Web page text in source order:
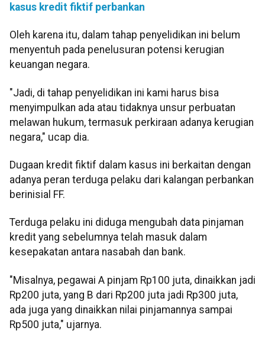
kasus kredit fiktif perbankan
Oleh karena itu, dalam tahap penyelidikan ini belum
menyentuh pada penelusuran potensi kerugian
keuangan negara.
"Jadi, di tahap penyelidikan ini kami harus bisa
menyimpulkan ada atau tidaknya unsur perbuatan
melawan hukum, termasuk perkiraan adanya kerugian
negara," ucap dia.
Dugaan kredit fiktif dalam kasus ini berkaitan dengan
adanya peran terduga pelaku dari kalangan perbankan
berinisial FF.
Terduga pelaku ini diduga mengubah data pinjaman
kredit yang sebelumnya telah masuk dalam
kesepakatan antara nasabah dan bank.
"Misalnya, pegawai A pinjam Rp100 juta, dinaikkan jadi
Rp200 juta, yang B dari Rp200 juta jadi Rp300 juta,
ada juga yang dinaikkan nilai pinjamannya sampai
Rp500 juta," ujarnya.